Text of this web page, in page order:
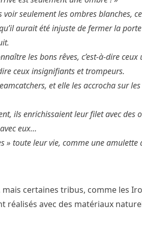
voir seulement les ombres blanches,
aurait été injuste de fermer la
les bons rêves, c’est-à-dire
ceux insignifiants et trompeurs.
et elle les accrocha sur
ils enrichissaient leur filet avec des
eux…
» toute leur vie, comme une
certaines tribus, comme les
avec des matériaux